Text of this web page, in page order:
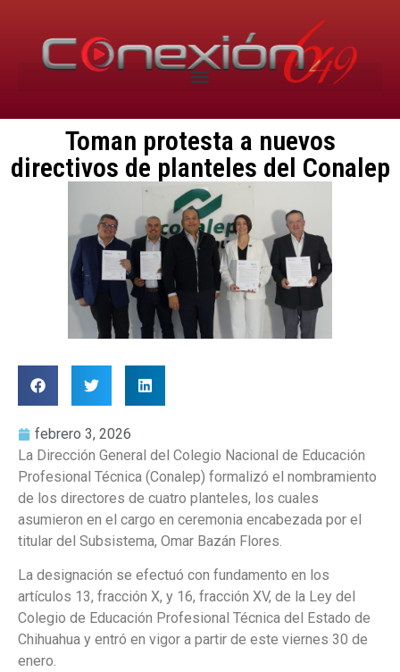
Toman protesta a nuevos
directivos de planteles del Conalep
febrero 3, 2026
La Dirección General del Colegio Nacional de Educación
Profesional Técnica (Conalep) formalizó el nombramiento
de los directores de cuatro planteles, los cuales
asumieron en el cargo en ceremonia encabezada por el
titular del Subsistema, Omar Bazán Flores.
La designación se efectuó con fundamento en los
artículos 13, fracción X, y 16, fracción XV, de la Ley del
Colegio de Educación Profesional Técnica del Estado de
Chihuahua y entró en vigor a partir de este viernes 30 de
enero.